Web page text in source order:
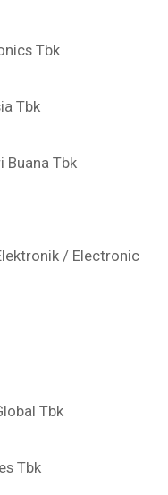
Tbk
Tbk
Buana Tbk
/ Electronic
Tbk
Tbk